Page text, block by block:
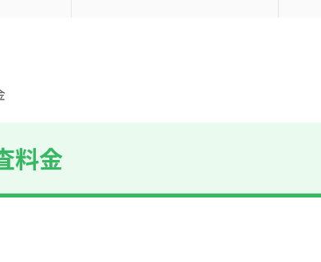
料金